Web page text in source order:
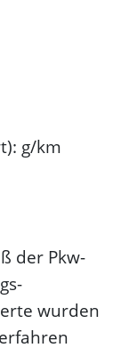
g/km
der Pkw-
wurden